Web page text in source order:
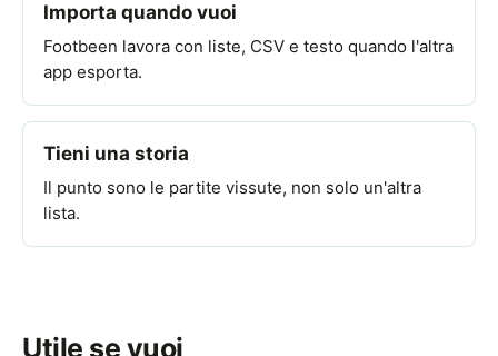
Importa quando vuoi
Footbeen lavora con liste, CSV e testo quando l'altra
app esporta.
Tieni una storia
Il punto sono le partite vissute, non solo un'altra
lista.
Utile se vuoi